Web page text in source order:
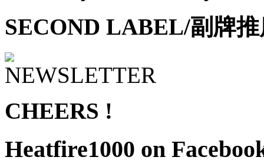
SECOND LABEL/副牌
CHEERS !
Heatfire1000 on